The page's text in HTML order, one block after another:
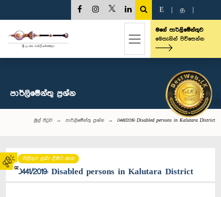
02
E த
මගේ පාර්ලිමේන්තුව
මෙතැනින් පිවිසෙන්න
පාර්ලි‌මේන්තු‌ ප්‍රශ්න
මුල් පිටුව පාර්ලි‌මේන්තු‌ ප්‍රශ්න 0441/2019: Disabled persons in Kalutara District
පිළිතුර ලබා දීමට ඇත
0441/2019: Disabled persons in Kalutara District